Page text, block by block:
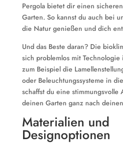
Pergola bietet dir einen
Garten. So kannst du auch bei
die Natur genießen und dich
Und das Beste daran? Die
sich problemlos mit
zum Beispiel die
oder Beleuchtungssysteme in
schaffst du eine stimmungsvolle
deinen Garten ganz nach
Materialien und
Designoptionen